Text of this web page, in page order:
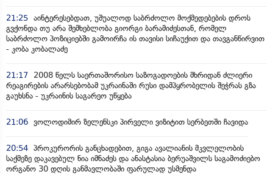
21:25 აინტერესებდათ, უშუალოდ საბრძოლო მოქმედებების დროს
გვქონდა თუ არა შემხებლობა გიორგი ბარამიძესთან, რომელ
საბრძოლო პოზიციებში გამოირჩა ის თავისი სიჩაუქით და თავგანწირვით
- კობა კობალაძე
21:17
2008 წელს საერთაშორისო საზოგადოების მხრიდან ძლიერი
რეაგირების არარსებობამ უკრაინაში რუსი დამპყრობელის შეჭრას გზა
გაუხსნა - უკრაინის საგარეო უწყება
21:06 ვოლოდიმირ ზელენსკი პირველი ვიზიტით სერბეთში ჩავიდა
20:54 პროკურორის განცხადებით, გიგა ავალიანის მკვლელობის
საქმეზე დაკავებულ ნია იმნაძეს და ანასტასია ბერუაშვილს საგამოძიებო
ორგანო 30 დღის განმავლობაში ფარულად უსმენდა